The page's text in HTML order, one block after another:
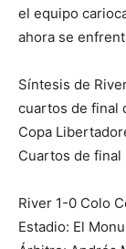
el equipo
ahora se
Síntesis de
cuartos de final
Copa
Cuartos de final
River 1-0 Colo
Estadio: El